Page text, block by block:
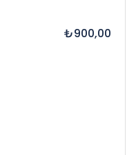
₺900,00